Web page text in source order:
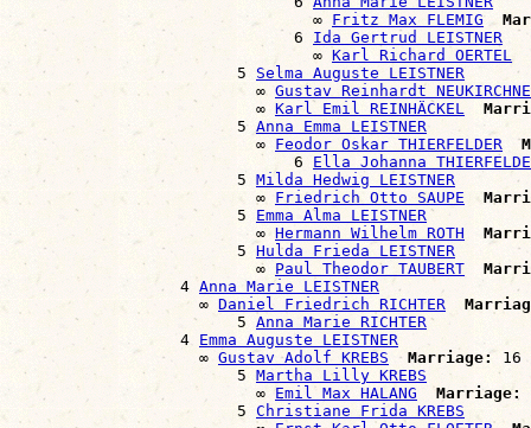
                                ∞
Fritz Max FLEMIG
                              6
Ida Gertrud LEISTNER
                                ∞
Karl Richard OERTEL
                        5
Selma Auguste LEISTNER
                          ∞
Gustav Reinhardt
                          ∞
Karl Emil REINHÄCKEL
                        5
Anna Emma LEISTNER
                          ∞
Feodor Oskar THIERFELDER
                              6
Ella Johanna
                        5
Milda Hedwig LEISTNER
                          ∞
Friedrich Otto SAUPE
                        5
Emma Alma LEISTNER
                          ∞
Hermann Wilhelm ROTH
                        5
Hulda Frieda LEISTNER
                          ∞
Paul Theodor TAUBERT
                  4
Anna Marie LEISTNER
                    ∞
Daniel Friedrich RICHTER
                        5
Anna Marie RICHTER
                  4
Emma Auguste LEISTNER
                    ∞
Gustav Adolf KREBS Marriage: 16
                        5
Martha Lilly KREBS
                          ∞
Emil Max HALANG Marriage:
                        5
Christiane Frida KREBS